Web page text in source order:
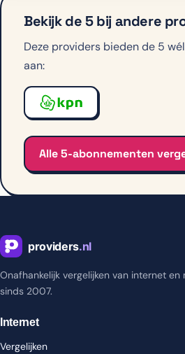
Bekijk de 5 bij andere
Deze providers bieden de 5
aan:
Alle 5-abonnementen
Onafhankelijk vergelijken van internet en
sinds 2007.
Internet
Vergelijken